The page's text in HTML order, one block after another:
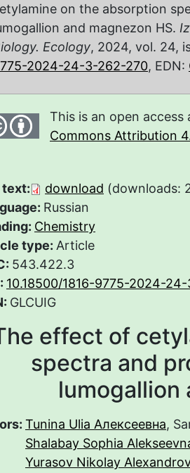
on the absorption
and magnezon HS.
Ecology, 2024, vol. 24,
2024-24-3-262-270, EDN:
This is an open
Commons Attribution
text: download (downloads:
Russian
Chemistry
type: Article
543.422.3
10.18500/1816-9775-2024-
GLCUIG
effect of
spectra and
lumogallion
Tunina Ulia Алексеевна,
Shalabay Sophia
Yurasov Nikolay